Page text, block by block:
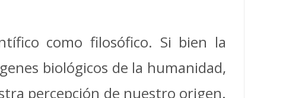
como filosófico. Si bien la
biológicos de la humanidad,
percepción de nuestro origen.